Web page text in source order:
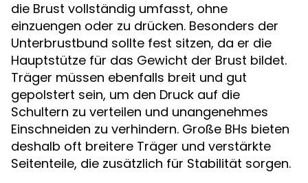
die Brust vollständig umfasst, ohne
einzuengen oder zu drücken. Besonders der
Unterbrustbund sollte fest sitzen, da er die
Hauptstütze für das Gewicht der Brust bildet.
Träger müssen ebenfalls breit und gut
gepolstert sein, um den Druck auf die
Schultern zu verteilen und unangenehmes
Einschneiden zu verhindern. Große BHs bieten
deshalb oft breitere Träger und verstärkte
Seitenteile, die zusätzlich für Stabilität sorgen.